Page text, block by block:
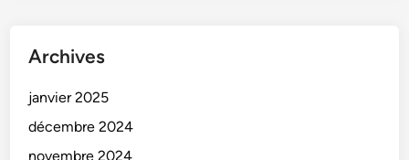
Archives
janvier 2025
décembre 2024
novembre 2024